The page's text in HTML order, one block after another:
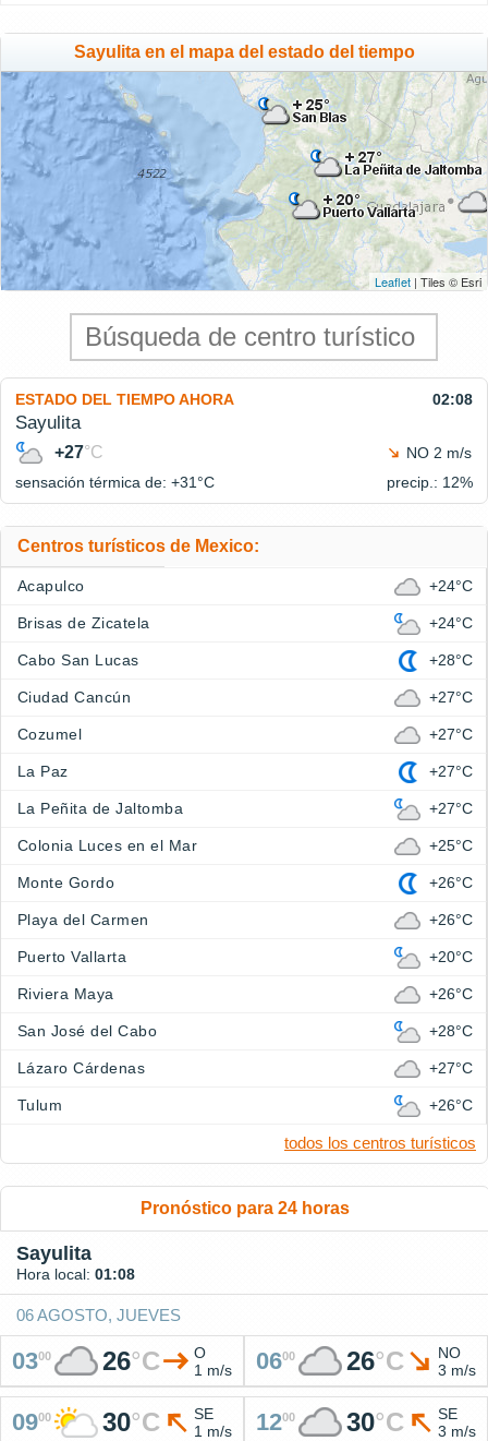
Sayulita en el mapa del estado del tiempo
Leaflet | Tiles © Esri
ESTADO DEL TIEMPO AHORA 02:08
Sayulita
+27°C
NO 2 m/s
sensación térmica de: +31°C precip.: 12%
Centros turísticos de Mexico:
Acapulco +24°C
Brisas de Zicatela +24°C
Cabo San Lucas +28°C
Ciudad Cancún +27°C
Cozumel +27°C
La Paz +27°C
La Peñita de Jaltomba +27°C
Colonia Luces en el Mar +25°C
Monte Gordo +26°C
Playa del Carmen +26°C
Puerto Vallarta +20°C
Riviera Maya +26°C
San José del Cabo +28°C
Lázaro Cárdenas +27°C
Tulum +26°C
todos los centros turísticos
Pronóstico para 24 horas
Sayulita
Hora local: 01:08
06 AGOSTO, JUEVES
0300 26°C
O
1 m/s
0600 26°C
NO
3 m/s
0900 30°C
SE
1 m/s
1200 30°C
SE
3 m/s